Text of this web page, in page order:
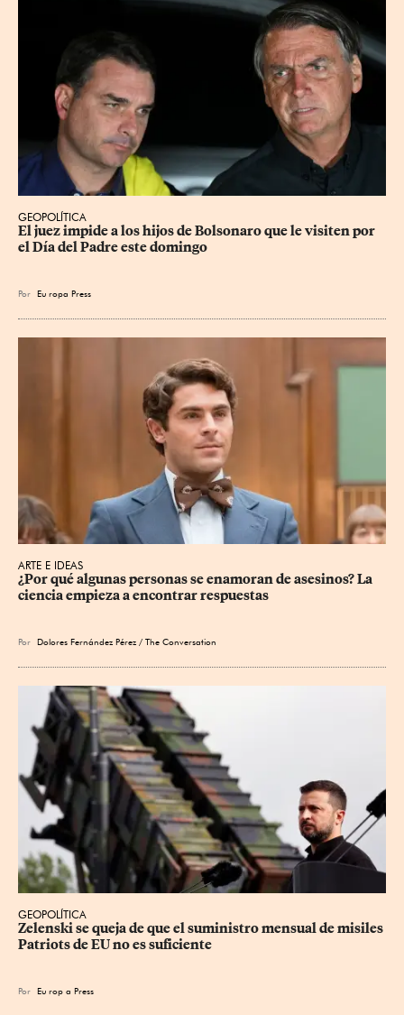
GEOPOLÍTICA
El juez impide a los hijos de Bolsonaro que le visiten por
el Día del Padre este domingo
Por Eu ropa Press
ARTE E IDEAS
¿Por qué algunas personas se enamoran de asesinos? La
ciencia empieza a encontrar respuestas
Por Dolores Fernández Pérez / The Conversation
GEOPOLÍTICA
Zelenski se queja de que el suministro mensual de misiles
Patriots de EU no es suficiente
Por Eu rop a Press